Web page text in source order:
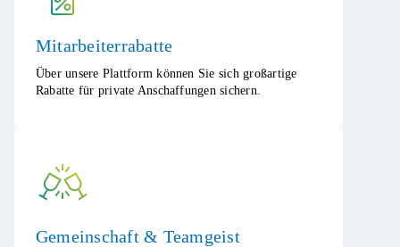
Mitarbeiterrabatte​
Über unsere Plattform können Sie sich großartige
Rabatte für private Anschaffungen sichern.​
Gemeinschaft & Teamgeist ​